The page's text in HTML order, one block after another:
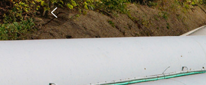
